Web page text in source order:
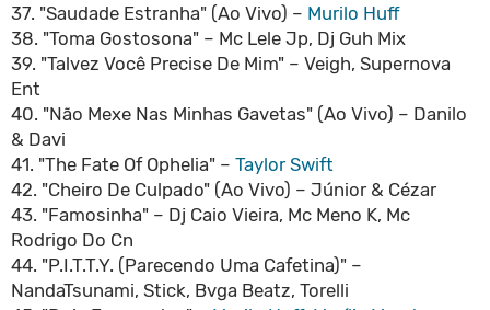
37. "Saudade Estranha" (Ao Vivo) – Murilo Huff
38. "Toma Gostosona" – Mc Lele Jp, Dj Guh Mix
39. "Talvez Você Precise De Mim" – Veigh, Supernova
Ent
40. "Não Mexe Nas Minhas Gavetas" (Ao Vivo) – Danilo
& Davi
41. "The Fate Of Ophelia" – Taylor Swift
42. "Cheiro De Culpado" (Ao Vivo) – Júnior & Cézar
43. "Famosinha" – Dj Caio Vieira, Mc Meno K, Mc
Rodrigo Do Cn
44. "P.I.T.T.Y. (Parecendo Uma Cafetina)" –
NandaTsunami, Stick, Bvga Beatz, Torelli